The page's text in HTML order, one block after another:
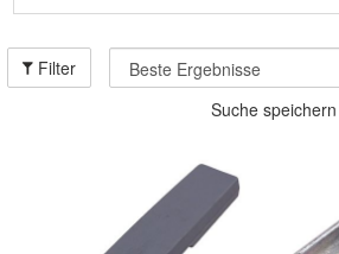
Filter
Suche speichern